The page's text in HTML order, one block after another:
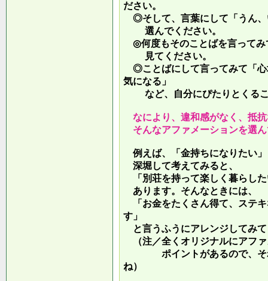
ださい。
◎そして、言葉にして「うん、
選んでください。
◎何度もそのことばを言ってみ
見てください。
◎ことばにして言ってみて「心
気になる」
など、自分にぴたりとくるこ
なにより、違和感がなく、抵
そんなアファメーションを選
例えば、「金持ちになりたい
深堀して考えてみると、
「別荘を持って楽しく暮らし
あります。そんなときには、
「お金をたくさん得て、ステ
す」
と言うふうにアレンジしてみ
（注／全くオリジナルにアフ
ポイントがあるので、それ
ね）